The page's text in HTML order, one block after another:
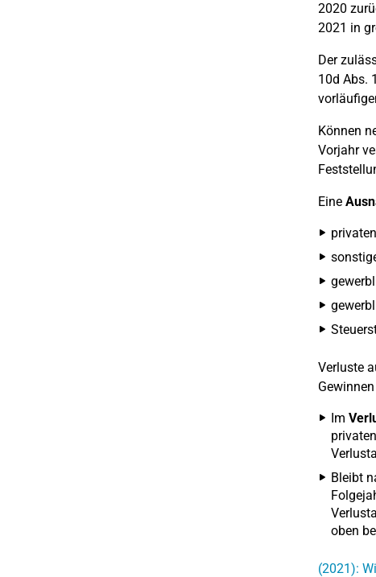
2020
2021 in
Der
10d Abs.
Können
Vorjahr
Eine
Verluste
Im
Bleibt
oben
(2021):